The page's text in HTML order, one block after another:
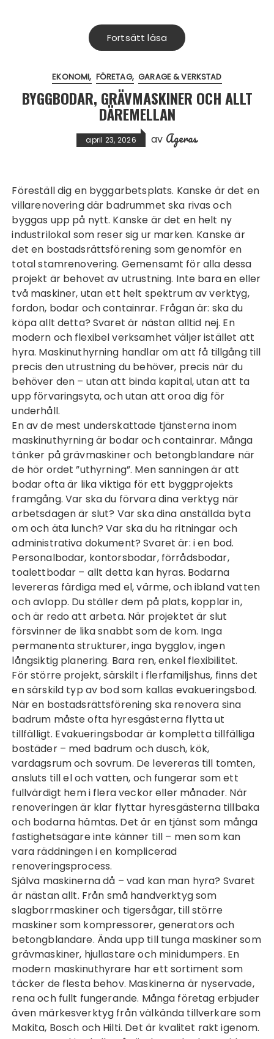
Fortsätt läsa
EKONOMI FÖRETAG GARAGE & VERKSTAD
BYGGBODAR, GRÄVMASKINER OCH ALLT
DÄREMELLAN
april 23, 2026 av Ageras
Föreställ dig en byggarbetsplats. Kanske är det en
villarenovering där badrummet ska rivas och
byggas upp på nytt. Kanske är det en helt ny
industrilokal som reser sig ur marken. Kanske är
det en bostadsrättsförening som genomför en
total stamrenovering. Gemensamt för alla dessa
projekt är behovet av utrustning. Inte bara en eller
två maskiner, utan ett helt spektrum av verktyg,
fordon, bodar och containrar. Frågan är: ska du
köpa allt detta? Svaret är nästan alltid nej. En
modern och flexibel verksamhet väljer istället att
hyra. Maskinuthyrning handlar om att få tillgång till
precis den utrustning du behöver, precis när du
behöver den – utan att binda kapital, utan att ta
upp förvaringsyta, och utan att oroa dig för
underhåll.
En av de mest underskattade tjänsterna inom
maskinuthyrning är bodar och containrar. Många
tänker på grävmaskiner och betongblandare när
de hör ordet ”uthyrning”. Men sanningen är att
bodar ofta är lika viktiga för ett byggprojekts
framgång. Var ska du förvara dina verktyg när
arbetsdagen är slut? Var ska dina anställda byta
om och äta lunch? Var ska du ha ritningar och
administrativa dokument? Svaret är: i en bod.
Personalbodar, kontorsbodar, förrådsbodar,
toalettbodar – allt detta kan hyras. Bodarna
levereras färdiga med el, värme, och ibland vatten
och avlopp. Du ställer dem på plats, kopplar in,
och är redo att arbeta. När projektet är slut
försvinner de lika snabbt som de kom. Inga
permanenta strukturer, inga bygglov, ingen
långsiktig planering. Bara ren, enkel flexibilitet.
För större projekt, särskilt i flerfamiljshus, finns det
en särskild typ av bod som kallas evakueringsbod.
När en bostadsrättsförening ska renovera sina
badrum måste ofta hyresgästerna flytta ut
tillfälligt. Evakueringsbodar är kompletta tillfälliga
bostäder – med badrum och dusch, kök,
vardagsrum och sovrum. De levereras till tomten,
ansluts till el och vatten, och fungerar som ett
fullvärdigt hem i flera veckor eller månader. När
renoveringen är klar flyttar hyresgästerna tillbaka
och bodarna hämtas. Det är en tjänst som många
fastighetsägare inte känner till – men som kan
vara räddningen i en komplicerad
renoveringsprocess.
Själva maskinerna då – vad kan man hyra? Svaret
är nästan allt. Från små handverktyg som
slagborrmaskiner och tigersågar, till större
maskiner som kompressorer, generators och
betongblandare. Ända upp till tunga maskiner som
grävmaskiner, hjullastare och minidumpers. En
modern maskinuthyrare har ett sortiment som
täcker de flesta behov. Maskinerna är nyservade,
rena och fullt fungerande. Många företag erbjuder
även märkesverktyg från välkända tillverkare som
Makita, Bosch och Hilti. Det är kvalitet rakt igenom.